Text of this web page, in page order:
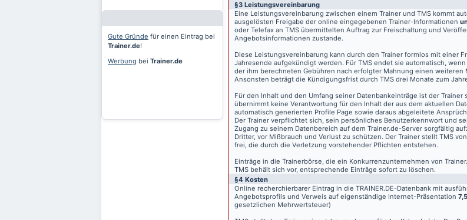
Gute Gründe für einen Eintrag bei
Trainer.de!
Werbung bei Trainer.de
§3 Leistungsvereinbarung
Eine Leistungsvereinbarung zwischen einem Trainer und TMS kommt
ausgelösten Freigabe der online eingegebenen Trainer-Informationen
oder Telefax an TMS übermittelten Auftrag zur Freischaltung und
Angebotsinformationen zustande.
Diese Leistungsvereinbarung kann durch den Trainer formlos mit einer
Jahresende aufgekündigt werden. Für TMS endet sie automatisch,
der ihm berechneten Gebühren nach erfolgter Mahnung einen weiteren
Ansonsten beträgt die Kündigungsfrist durch TMS drei Monate zum
Für den Inhalt und den Umfang seiner Datenbankeinträge ist der Trainer
übernimmt keine Verantwortung für den Inhalt der aus dem aktuellen
automatisch generierten Profile Page sowie daraus abgeleitete
Der Trainer verpflichtet sich, sein persönliches Benutzerkennwort und
Zugang zu seinem Datenbereich auf dem Trainer.de-Server sorgfältig
Dritter, vor Mißbrauch und Verlust zu schützen. Der Trainer stellt TMS
frei, die durch die Verletzung vorstehender Pflichten entstehen.
Einträge in die Trainerbörse, die ein Konkurrenzunternehmen von
TMS behält sich vor, entsprechende Einträge sofort zu löschen.
§4 Kosten
Online recherchierbarer Eintrag in die TRAINER.DE-Datenbank mit
Angebotsprofils und Verweis auf eigenständige Internet-Präsentation
gesetzlichen Mehrwertsteuer)